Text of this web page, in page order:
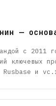
—
с 2011
ключевых
Rusbase и